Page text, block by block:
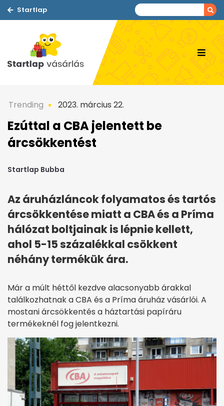
Startlap
Trending 2023. március 22.
Ezúttal a CBA jelentett be
árcsökkentést
Startlap Bubba
Az áruházláncok folyamatos és tartós
árcsökkentése miatt a CBA és a Príma
hálózat boltjainak is lépnie kellett,
ahol 5-15 százalékkal csökkent
néhány termékük ára.
Már a múlt héttől kezdve alacsonyabb árakkal
találkozhatnak a CBA és a Príma áruház vásárlói. A
mostani árcsökkentés a háztartási papíráru
termékeknél fog jelentkezni.